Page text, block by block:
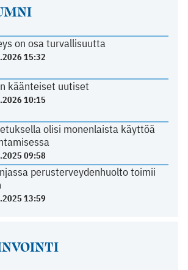
on osa turvallisuutta
15:32
käänteiset uutiset
10:15
olisi monenlaista käyttöä
09:58
perusterveydenhuolto toimii
13:59